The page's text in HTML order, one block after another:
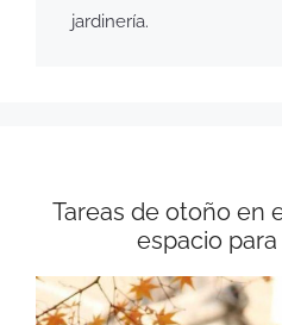
jardinería.
Tareas de otoño en
espacio